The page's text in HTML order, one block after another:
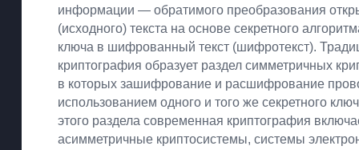
информации — обратимого преобразования
(исходного) текста на основе секретного
ключа в шифрованный текст (шифротекст).
криптография образует раздел симметричных
в которых зашифрование и расшифрование
использованием одного и того же секретного
этого раздела современная криптография
асимметричные криптосистемы, системы